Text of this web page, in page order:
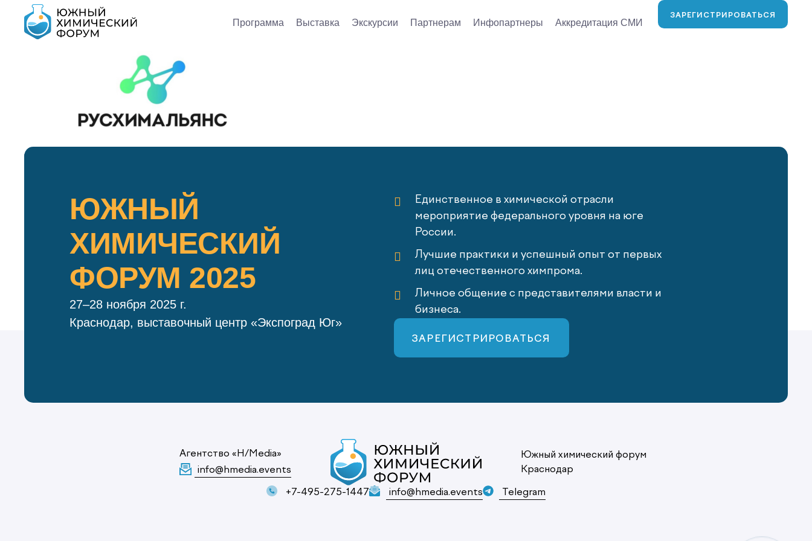
Программа Выставка Экскурсии Партнерам Инфопартнеры Аккредитация СМИ
ЗАРЕГИСТРИРОВАТЬСЯ
ЮЖНЫЙ
ХИМИЧЕСКИЙ
ФОРУМ 2025
27–28 ноября 2025 г.
Краснодар, выставочный центр «Экспоград Юг»
Единственное в химической отрасли
мероприятие федерального уровня на юге
России.
Лучшие практики и успешный опыт от первых
лиц отечественного химпрома.
Личное общение с представителями власти и
бизнеса.
ЗАРЕГИСТРИРОВАТЬСЯ
Агентство «H/Media»
info@hmedia.events
Южный химический форум
Краснодар
+7-495-275-1447 info@hmedia.events Telegram